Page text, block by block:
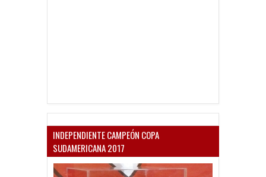
INDEPENDIENTE CAMPEÓN COPA
SUDAMERICANA 2017